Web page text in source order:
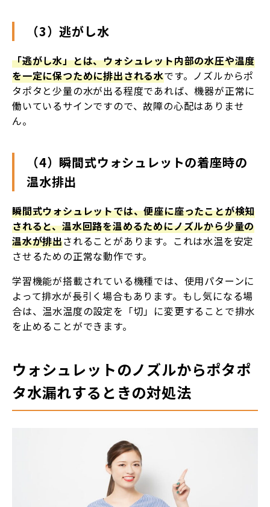
（3）逃がし水
「逃がし水」とは、ウォシュレット内部の水圧や温度
を一定に保つために排出される水です。ノズルからポ
タポタと少量の水が出る程度であれば、機器が正常に
働いているサインですので、故障の心配はありませ
ん。
（4）瞬間式ウォシュレットの着座時の
温水排出
瞬間式ウォシュレットでは、便座に座ったことが検知
されると、温水回路を温めるためにノズルから少量の
温水が排出されることがあります。これは水温を安定
させるための正常な動作です。
学習機能が搭載されている機種では、使用パターンに
よって排水が長引く場合もあります。もし気になる場
合は、温水温度の設定を「切」に変更することで排水
を止めることができます。
ウォシュレットのノズルからポタポ
タ水漏れするときの対処法